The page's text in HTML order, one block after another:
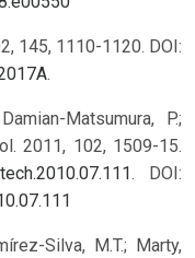
145, 1110-1120. DOI:
.
Matsumura, P.;
2011, 102, 1509-15.
.
DOI:
Silva, M.T.; Marty,